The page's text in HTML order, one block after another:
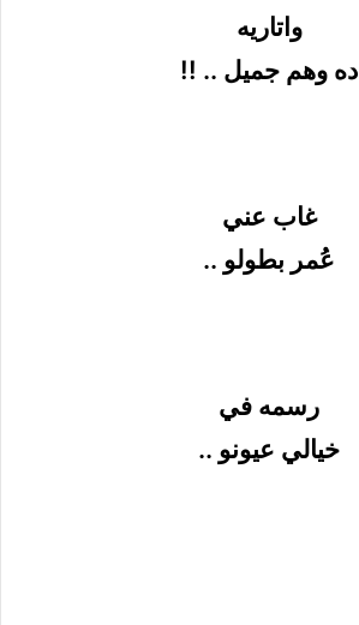
واتاريه
ده وهم جميل .. !!
غاب عني
عُمر بطولو ..
رسمه في
خيالي عيونو ..